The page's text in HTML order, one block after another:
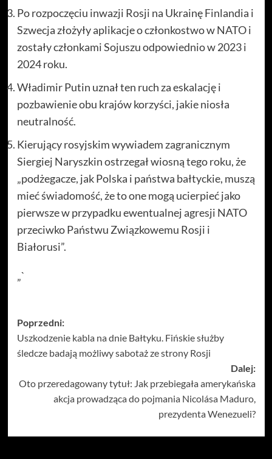
Po rozpoczęciu inwazji Rosji na Ukrainę Finlandia i
Szwecja złożyły aplikacje o członkostwo w NATO i
zostały członkami Sojuszu odpowiednio w 2023 i
2024 roku.
Władimir Putin uznał ten ruch za eskalację i
pozbawienie obu krajów korzyści, jakie niosła
neutralność.
Kierujący rosyjskim wywiadem zagranicznym
Siergiej Naryszkin ostrzegał wiosną tego roku, że
„podżegacze, jak Polska i państwa bałtyckie, muszą
mieć świadomość, że to one mogą ucierpieć jako
pierwsze w przypadku ewentualnej agresji NATO
przeciwko Państwu Związkowemu Rosji i
Białorusi”.
„`
Zobacz
wpisy
Poprzedni:
Uszkodzenie kabla na dnie Bałtyku. Fińskie służby
śledcze badają możliwy sabotaż ze strony Rosji
Dalej:
Oto przeredagowany tytuł: Jak przebiegała amerykańska
akcja prowadząca do pojmania Nicolása Maduro,
prezydenta Wenezueli?